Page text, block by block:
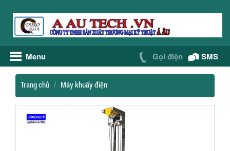
Menu Gọi điện SMS
Trang chủ Máy khuấy điện